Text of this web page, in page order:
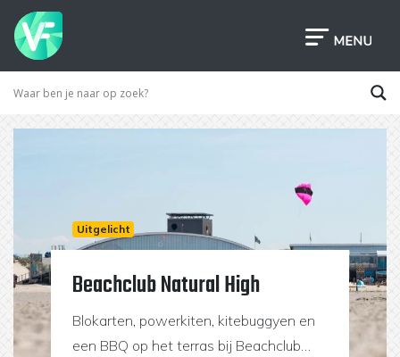
Uitgelicht
Beachclub Natural High
Blokarten, powerkiten, kitebuggyen en
een BBQ op het terras bij Beachclub